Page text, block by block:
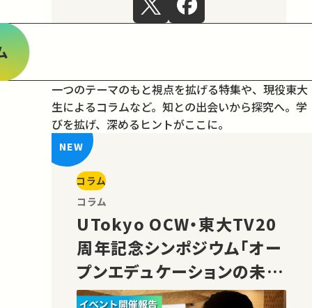
一つのテーマのもと視点を拡げる特集や、現役東大
生によるコラムなど。 知との出会いから探究へ。学
びを拡げ、深めるヒントがここに。
コラム
コラム
UTokyo OCW・東大TV20
周年記念シンポジウム「オー
プンエデュケーションの未
来」の様子をご紹介！